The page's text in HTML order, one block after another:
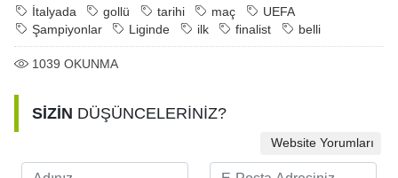
İtalyada gollü tarihi maç
UEFA
Şampiyonlar
Liginde ilk finalist belli
1039 OKUNMA
SİZİN DÜŞÜNCELERİNİZ?
Website Yorumları